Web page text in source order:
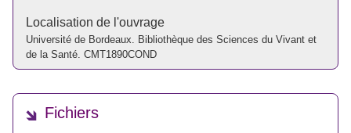
Localisation de l'ouvrage
Université de Bordeaux. Bibliothèque des Sciences du Vivant et
de la Santé. CMT1890COND
Fichiers